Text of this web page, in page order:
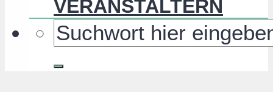
VERANSTALTERN